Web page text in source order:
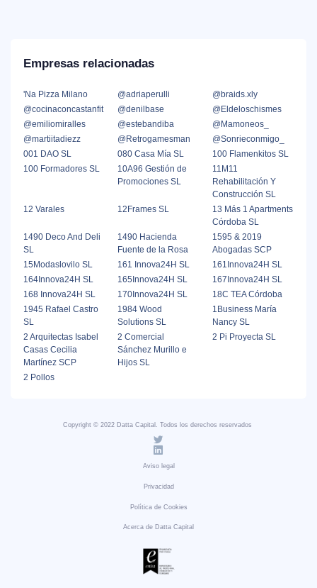
Empresas relacionadas
'Na Pizza Milano @adriaperulli
@braids.xly
@cocinaconcastanfit
@denilbase
@Eldeloschismes
@emiliomiralles
@estebandiba
@Mamoneos_
@martiitadiezz
@Retrogamesman
@Sonrieconmigo_
001 DAO SL
080 Casa Mía SL
100 Flamenkitos SL
100 Formadores SL
10A96 Gestión de
Promociones SL
11M11
Rehabilitación Y
Construcción SL
12 Varales
12Frames SL
13 Más 1 Apartments
Córdoba SL
1490 Deco And Deli
SL
1490 Hacienda
Fuente de la Rosa
1595 & 2019
Abogadas SCP
15Modaslovilo SL
161 Innova24H SL
161Innova24H SL
164Innova24H SL
165Innova24H SL
167Innova24H SL
168 Innova24H SL
170Innova24H SL
18C TEA Córdoba
1945 Rafael Castro
SL
1984 Wood
Solutions SL
1Business María
Nancy SL
2 Arquitectas Isabel
Casas Cecilia
Martínez SCP
2 Comercial
Sánchez Murillo e
Hijos SL
2 Pi Proyecta SL
2 Pollos
Copyright © 2022 Datta Capital. Todos los derechos reservados
Aviso legal
Privacidad
Política de Cookies
Acerca de Datta Capital